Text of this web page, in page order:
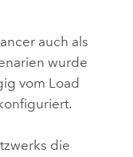
auch als
wurde
vom Load
die